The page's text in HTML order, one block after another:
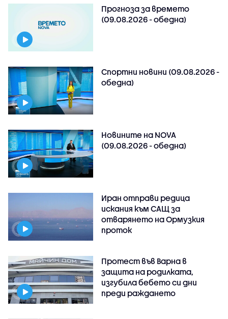
Прогноза за времето
(09.08.2026 - обедна)
Спортни новини (09.08.2026 -
обедна)
Новините на NOVA
(09.08.2026 - обедна)
Иран отправи редица
искания към САЩ за
отварянето на Ормузкия
проток
Протест във Варна в
защита на родилката,
изгубила бебето си дни
преди раждането